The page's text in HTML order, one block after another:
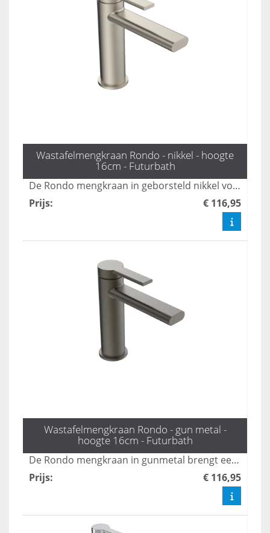
Wastafelmengkraan Rondo - nikkel - hoogte
16cm - Futurbath
De Rondo mengkraan in geborsteld nikkel voegt een elegante en luxe touch toe aan uw badkamer. Met een comfortabele hoogte van 16 cm is deze kraan ideaal voor dagelijks gebruik en combineert functionaliteit met stijl.
Prijs: € 116,95
Wastafelmengkraan Rondo - gun metal -
hoogte 16cm - Futurbath
De Rondo mengkraan in gunmetal brengt een vleugje industriële chic naar uw badkamer en is 16 cm hoog. Deze kraan verenigt een stijlvolle uitstraling met praktische functionaliteit, waardoor hij een perfecte aanvulling is voor elke moderne badkamer. Upgrade uw ruimte met deze unieke, designgerichte oplossing.
Prijs: € 116,95